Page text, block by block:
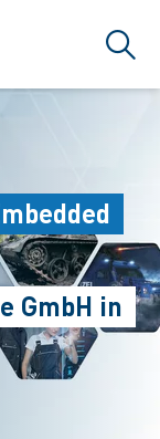
GmbH in